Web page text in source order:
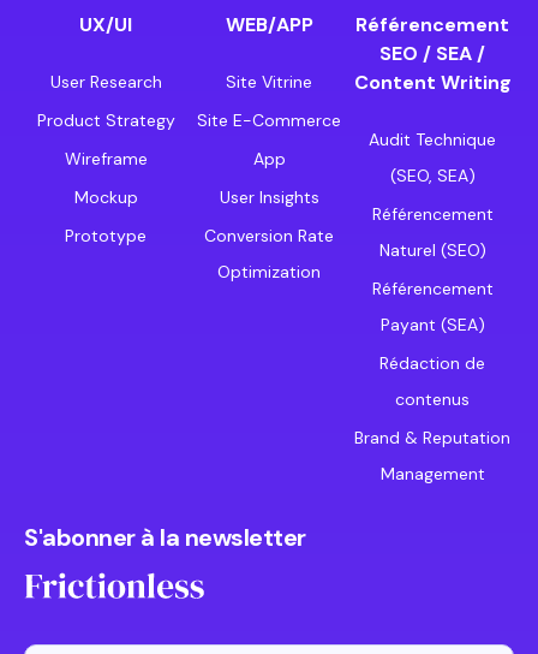
UX/UI
User Research
Product Strategy
Wireframe
Mockup
Prototype
WEB/APP
Site Vitrine
Site E-Commerce
App
User Insights
Conversion Rate
Optimization
Référencement
SEO / SEA /
Content Writing
Audit Technique
(SEO, SEA)
Référencement
Naturel (SEO)
Référencement
Payant (SEA)
Rédaction de
contenus
Brand & Reputation
Management
S'abonner à la newsletter